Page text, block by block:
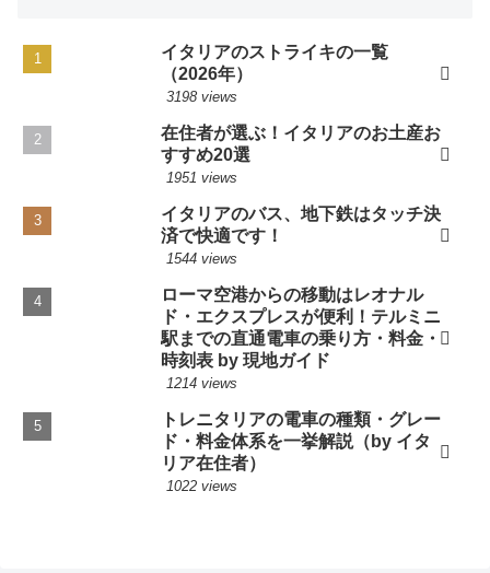
イタリアのストライキの一覧
（2026年）
3198 views
在住者が選ぶ！イタリアのお土産お
すすめ20選
1951 views
イタリアのバス、地下鉄はタッチ決
済で快適です！
1544 views
ローマ空港からの移動はレオナル
ド・エクスプレスが便利！テルミニ
駅までの直通電車の乗り方・料金・
時刻表 by 現地ガイド
1214 views
トレニタリアの電車の種類・グレー
ド・料金体系を一挙解説（by イタ
リア在住者）
1022 views